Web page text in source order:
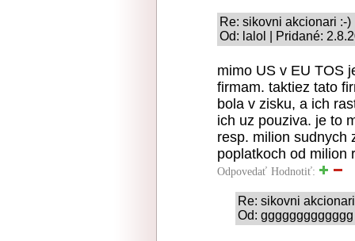
Re: sikovni akcionari :-)
Od: lalol | Pridané:
mimo US v EU TOS
firmam. taktiez tato
bola v zisku, a ich
ich uz pouziva. je to
resp. milion sudnych
poplatkoch od milion
Odpovedať Hodnotiť:
Re: sikovni
Od: